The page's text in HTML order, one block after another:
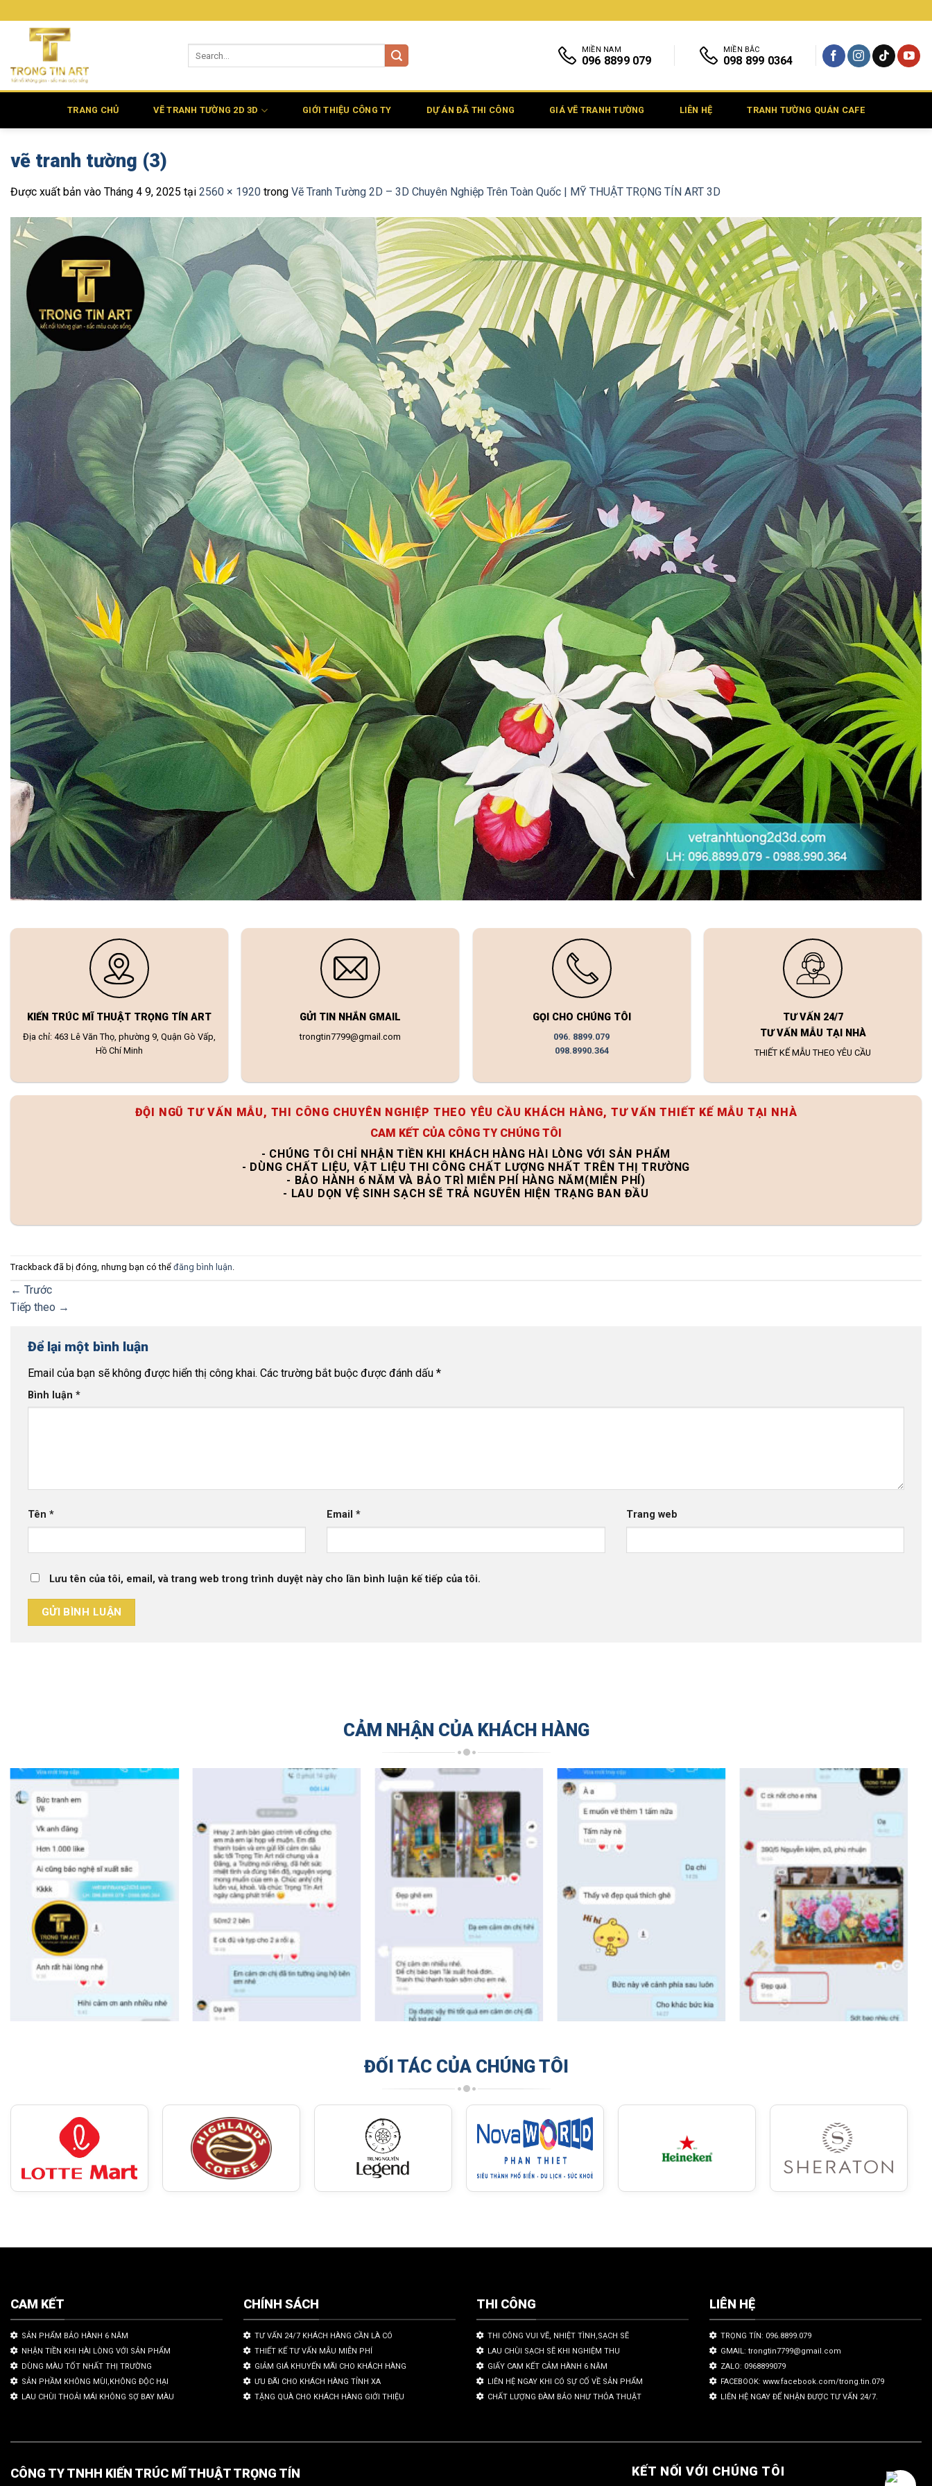
qua
MIỀN NAM
096 8899 079
MIỀN BẮC
098 899 0364
TRANG CHỦ VẼ TRANH TƯỜNG 2D 3D GIỚI THIỆU CÔNG TY DỰ ÁN ĐÃ THI CÔNG GIÁ VẼ TRANH TƯỜNG LIÊN HỆ TRANH TƯỜNG QUÁN CAFE
vẽ tranh tường (3)
Được xuất bản vào Tháng 4 9, 2025 tại 2560 × 1920 trong Vẽ Tranh Tường 2D – 3D Chuyên Nghiệp Trên Toàn Quốc | MỸ THUẬT TRỌNG TÍN ART 3D
KIẾN TRÚC MĨ THUẬT TRỌNG TÍN ART
Địa chỉ: 463 Lê Văn Thọ, phường 9, Quận Gò Vấp,
Hồ Chí Minh
GỬI TIN NHẮN GMAIL
trongtin7799@gmail.com
GỌI CHO CHÚNG TÔI
096. 8899.079
098.8990.364
TƯ VẤN 24/7
TƯ VẤN MẪU TẠI NHÀ
THIẾT KẾ MẪU THEO YÊU CẦU
ĐỘI NGŨ TƯ VẤN MẪU, THI CÔNG CHUYÊN NGHIỆP THEO YÊU CẦU KHÁCH HÀNG, TƯ VẤN THIẾT KẾ MẪU TẠI NHÀ
CAM KẾT CỦA CÔNG TY CHÚNG TÔI
- CHÚNG TÔI CHỈ NHẬN TIỀN KHI KHÁCH HÀNG HÀI LÒNG VỚI SẢN PHẨM
- DÙNG CHẤT LIỆU, VẬT LIỆU THI CÔNG CHẤT LƯỢNG NHẤT TRÊN THỊ TRƯỜNG
- BẢO HÀNH 6 NĂM VÀ BẢO TRÌ MIỄN PHÍ HÀNG NĂM(MIỄN PHÍ)
- LAU DỌN VỆ SINH SẠCH SẼ TRẢ NGUYÊN HIỆN TRẠNG BAN ĐẦU
Trackback đã bị đóng, nhưng bạn có thể đăng bình luận.
← Trước
Tiếp theo →
Để lại một bình luận
Email của bạn sẽ không được hiển thị công khai. Các trường bắt buộc được đánh dấu *
Bình luận *
Tên * Email* Trang web
Lưu tên của tôi, email, và trang web trong trình duyệt này cho lần bình luận kế tiếp của tôi.
CẢM NHẬN CỦA KHÁCH HÀNG
ĐỐI TÁC CỦA CHÚNG TÔI
CAM KẾT
SẢN PHẨM BẢO HÀNH 6 NĂM
NHẬN TIỀN KHI HÀI LÒNG VỚI SẢN PHẨM
DÙNG MÀU TỐT NHẤT THỊ TRƯỜNG
SẢN PHẦM KHÔNG MÙI,KHÔNG ĐỘC HẠI
LAU CHÙI THOẢI MÁI KHÔNG SỢ BAY MÀU
CHÍNH SÁCH
TƯ VẤN 24/7 KHÁCH HÀNG CẦN LÀ CÓ
THIẾT KẾ TƯ VẤN MẪU MIỄN PHÍ
GIẢM GIÁ KHUYẾN MÃI CHO KHÁCH HÀNG
ƯU ĐÃI CHO KHÁCH HÀNG TỈNH XA
TẶNG QUÀ CHO KHÁCH HÀNG GIỚI THIỆU
THI CÔNG
THI CÔNG VUI VẼ, NHIỆT TÌNH,SẠCH SẼ
LAU CHÙI SẠCH SẼ KHI NGHIỆM THU
GIẤY CAM KẾT CẢM HÀNH 6 NĂM
LIÊN HỆ NGAY KHI CÓ SỰ CỐ VỀ SẢN PHẨM
CHẤT LƯỢNG ĐÀM BẢO NHƯ THỎA THUẬT
LIÊN HỆ
TRỌNG TÍN: 096.8899.079
GMAIL: trongtin7799@gmail.com
ZALO: 0968899079
FACEBOOK: www.facebook.com/trong.tin.079
LIÊN HỆ NGAY ĐỂ NHẬN ĐƯỢC TƯ VẤN 24/7.
CÔNG TY TNHH KIẾN TRÚC MĨ THUẬT TRỌNG TÍN KẾT NỐI VỚI CHÚNG TÔI